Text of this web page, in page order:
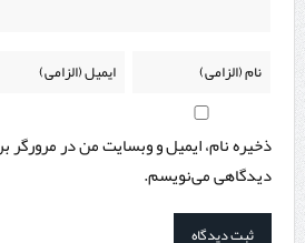
ذخیره نام، ایمیل و وبسایت من در مرورگر
دیدگاهی می‌نویسم.